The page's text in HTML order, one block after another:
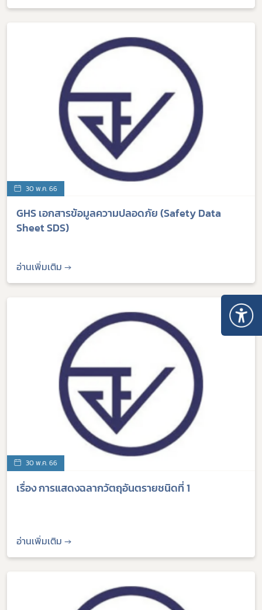
30 พ.ค. 66
GHS เอกสารข้อมูลความปลอดภัย (Safety Data
Sheet SDS)
อ่านเพิ่มเติม →
30 พ.ค. 66
เรื่อง การแสดงฉลากวัตถุอันตรายชนิดที่ 1
อ่านเพิ่มเติม →